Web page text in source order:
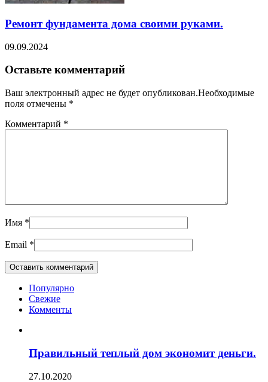
Ремонт фундамента дома своими руками.
09.09.2024
Оставьте комментарий
Ваш электронный адрес не будет опубликован.Необходимые
поля отмечены *
Комментарий *
Имя *
Email *
Популярно
Свежие
Комменты
Правильный теплый дом экономит деньги.
27.10.2020